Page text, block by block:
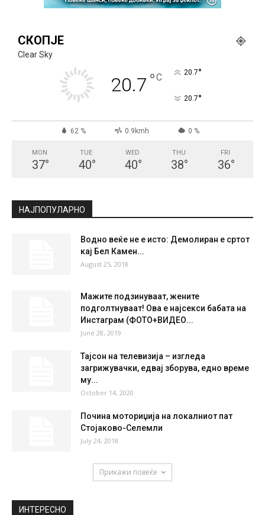
СКОПЈЕ
Clear Sky
20.7 °C 20.7°
20.7°
62 % 0.9kmh 0 %
MON
37°
TUE
40°
WED
40°
THU
38°
FRI
36°
НАЈПОПУЛАРНО
Водно веќе не е исто: Демолиран е сртот
кај Бел Камен...
August 25, 2018
Мажите подзинуваат, жените
подголтнуваат! Ова е најсекси бабата на
Инстаграм (ФОТО+ВИДЕО...
June 28, 2019
Тајсон на телевизија – изгледа
загрижувачки, едвај зборува, едно време
му...
October 14, 2020
Почина моториџија на локалниот пат
Стојаково-Селемли
July 24, 2018
Прикажи повеќе
ИНТЕРЕСНО